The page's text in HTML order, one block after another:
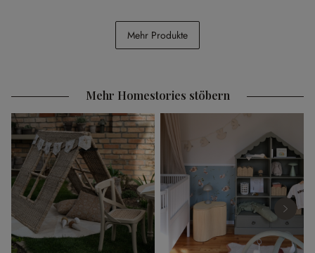
Hängelampe Plumillon Wandregal Quenby
Mehr Produkte
Mehr Homestories stöbern